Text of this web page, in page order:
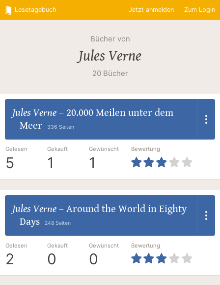
Lesetagebuch Jetzt anmelden Zum Login
Bücher von
Jules Verne
20 Bücher
Jules Verne– 20.000 Meilen unter dem
Meer
336 Seiten
Gelesen
5
Gekauft
1
Gewünscht
1
Bewertung
Jules Verne– Around the World in Eighty
Days
248 Seiten
Gelesen
2
Gekauft
0
Gewünscht
0
Bewertung